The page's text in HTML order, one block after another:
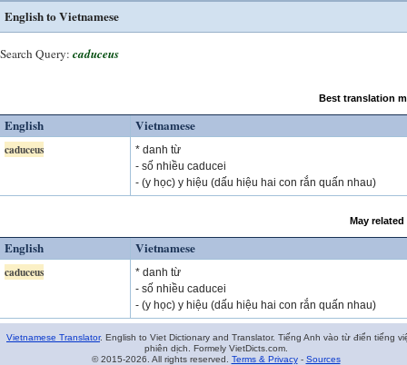
English to Vietnamese
Search Query: caduceus
Best translation
English Vietnamese
caduceus
* danh từ
- số nhiều caducei
- (y học) y hiệu (dấu hiệu hai con rắn quấn nhau)
May
English Vietnamese
caduceus
* danh từ
- số nhiều caducei
- (y học) y hiệu (dấu hiệu hai con rắn quấn nhau)
Vietnamese Translator. English to Viet Dictionary and Translator. Tiếng Anh vào từ điển tiếng
phiên dịch. Formely VietDicts.com.
© 2015-2026. All rights reserved. Terms & Privacy- Sources